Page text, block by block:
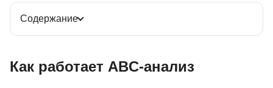
Содержание
Как работает ABC-анализ